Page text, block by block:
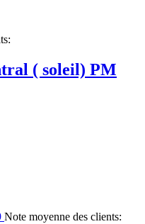
( soleil) PM
Note moyenne des clients: